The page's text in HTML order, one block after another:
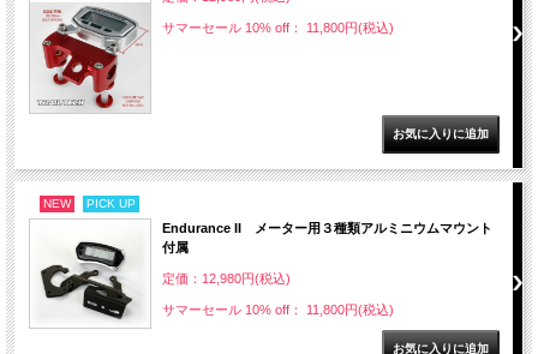
サマーセール 10% off： 11,800円(税込)
NEW PICK UP
Endurance II メーター用３種類アルミニウムマウント
付属
定価：12,980円(税込)
サマーセール 10% off： 11,800円(税込)